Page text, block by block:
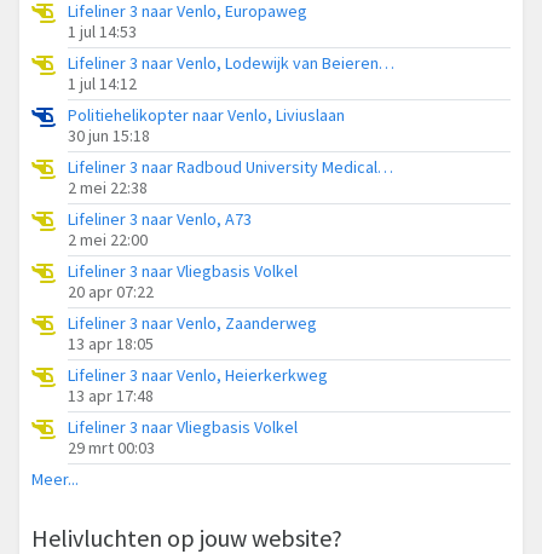
Lifeliner 3 naar Venlo, Europaweg
1 jul 14:53
Lifeliner 3 naar Venlo, Lodewijk van Beierenstraat
1 jul 14:12
Politiehelikopter naar Venlo, Liviuslaan
30 jun 15:18
Lifeliner 3 naar Radboud University Medical Center Heliport
2 mei 22:38
Lifeliner 3 naar Venlo, A73
2 mei 22:00
Lifeliner 3 naar Vliegbasis Volkel
20 apr 07:22
Lifeliner 3 naar Venlo, Zaanderweg
13 apr 18:05
Lifeliner 3 naar Venlo, Heierkerkweg
13 apr 17:48
Lifeliner 3 naar Vliegbasis Volkel
29 mrt 00:03
Meer...
Helivluchten op jouw website?